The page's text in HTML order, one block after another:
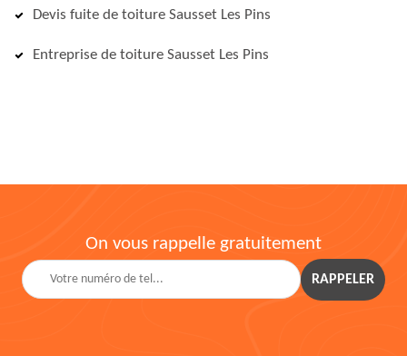
Devis fuite de toiture Sausset Les Pins
Entreprise de toiture Sausset Les Pins
On vous rappelle gratuitement